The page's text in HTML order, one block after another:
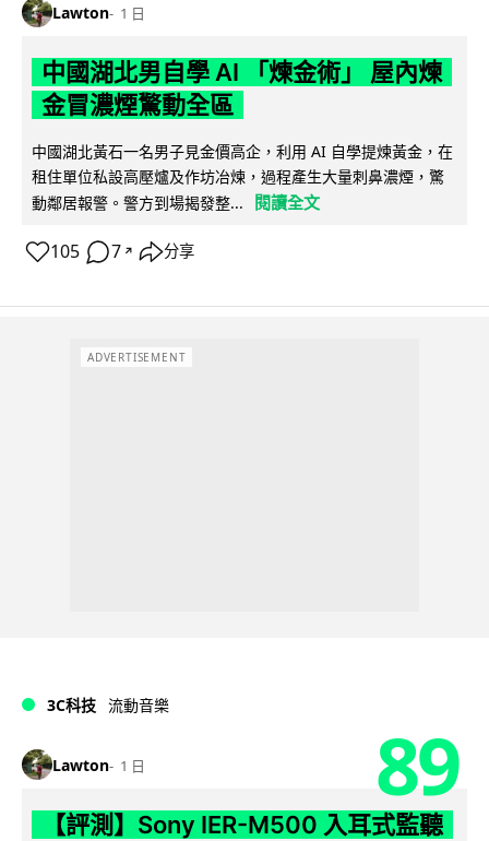
Lawton 1 日
中國湖北男自學 AI 「煉金術」 屋內煉
金冒濃煙驚動全區
中國湖北黃石一名男子見金價高企，利用 AI 自學提煉黃金，在
租住單位私設高壓爐及作坊冶煉，過程產生大量刺鼻濃煙，驚
動鄰居報警。警方到場揭發整...
閱讀全文
105 7 ↗ 分享
ADVERTISEMENT
3C科技 流動音樂
Lawton 1 日 89
【評測】Sony IER-M500 入耳式監聽